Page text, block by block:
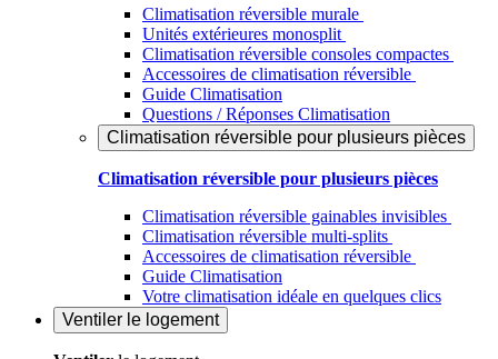
Climatisation réversible murale
Unités extérieures monosplit
Climatisation réversible consoles compactes
Accessoires de climatisation réversible
Guide Climatisation
Questions / Réponses Climatisation
Climatisation réversible pour plusieurs pièces
Climatisation réversible pour plusieurs pièces
Climatisation réversible gainables invisibles
Climatisation réversible multi-splits
Accessoires de climatisation réversible
Guide Climatisation
Votre climatisation idéale en quelques clics
Ventiler le logement